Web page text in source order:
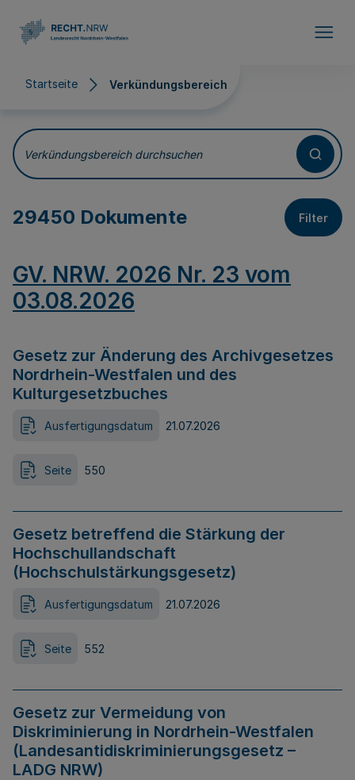
Startseite Verkündungsbereich
Verkündungsbereich
Verkündungsbereich durchsuchen
29450 Dokumente Filter
GV. NRW. 2026 Nr. 23 vom
03.08.2026
Gesetz zur Änderung des Archivgesetzes
Nordrhein-Westfalen und des
Kulturgesetzbuches
Ausfertigungsdatum 21.07.2026
Seite 550
Gesetz betreffend die Stärkung der
Hochschullandschaft
(Hochschulstärkungsgesetz)
Ausfertigungsdatum 21.07.2026
Seite 552
Gesetz zur Vermeidung von
Diskriminierung in Nordrhein-Westfalen
(Landesantidiskriminierungsgesetz –
LADG NRW)